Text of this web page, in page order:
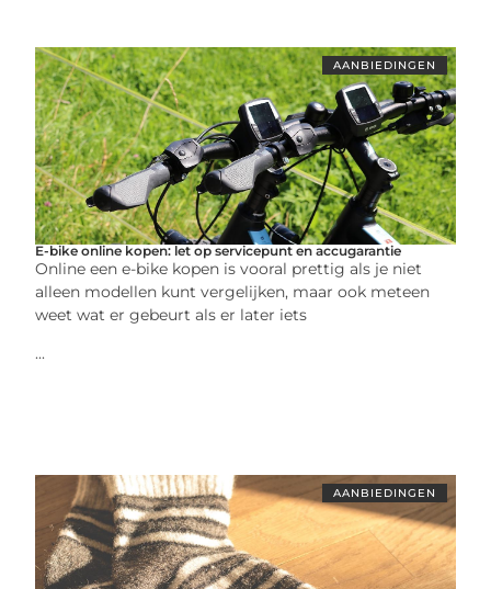
AANBIEDINGEN
E-bike online kopen: let op servicepunt en accugarantie
Online een e-bike kopen is vooral prettig als je niet
alleen modellen kunt vergelijken, maar ook meteen
weet wat er gebeurt als er later iets
...
AANBIEDINGEN